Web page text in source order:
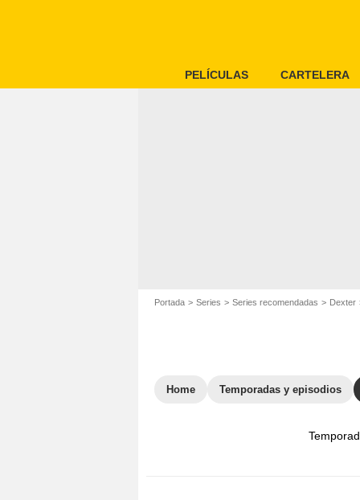
PELÍCULAS CARTELERA
Portada Series Series recomendadas Dexter
Home Temporadas y episodios